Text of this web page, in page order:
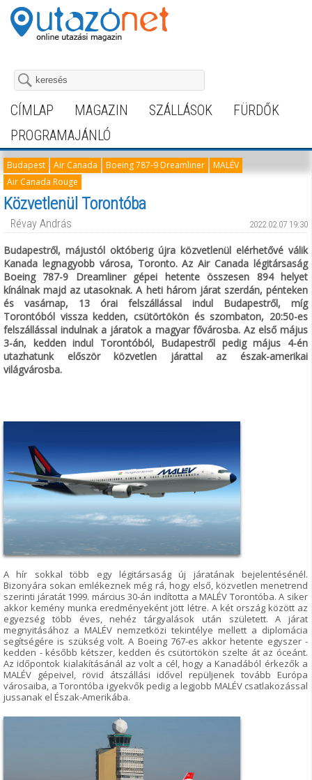
CÍMLAP MAGAZIN SZÁLLÁSOK
FÜRDŐK
PROGRAMAJÁNLÓ
Budapest Air Canada Boeing 787-9 Dreamliner
MALÉV
Air Canada Rouge
Közvetlenül Torontóba
Révay András 2022.02.07 19:30
Budapestről, májustól októberig újra közvetlenül elérhetővé válik
Kanada legnagyobb városa, Toronto. Az Air Canada légitársaság
Boeing 787-9 Dreamliner gépei hetente összesen 894 helyet
kínálnak majd az utasoknak. A heti három járat szerdán, pénteken
és vasárnap, 13 órai felszállással indul Budapestről, míg
Torontóból vissza kedden, csütörtökön és szombaton, 20:50-es
felszállással indulnak a járatok a magyar fővárosba. Az első május
3-án, kedden indul Torontóból, Budapestről pedig május 4-én
utazhatunk először közvetlen járattal az észak-amerikai
világvárosba.
A hír sokkal több egy légitársaság új járatának bejelentésénél.
Bizonyára sokan emlékeznek még rá, hogy első, közvetlen menetrend
szerinti járatát 1999. március 30-án indította a MALÉV Torontóba. A siker
akkor kemény munka eredményeként jött létre. A két ország között az
egyezség több éves, nehéz tárgyalások után született. A járat
megnyitásához a MALÉV nemzetközi tekintélye mellett a diplomácia
segítségére is szükség volt. A Boeing 767-es akkor hetente egyszer -
kedden - később kétszer, kedden és csütörtökön szelte át az óceánt.
Az időpontok kialakításánál az volt a cél, hogy a Kanadából érkezők a
MALÉV gépeivel, rövid átszállási idővel repüljenek tovább Európa
városaiba, a Torontóba igyekvők pedig a legjobb MALÉV csatlakozással
jussanak el Észak-Amerikába.